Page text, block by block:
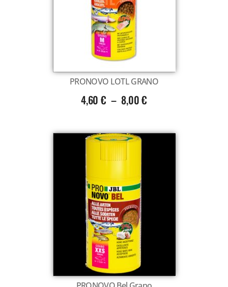
PRONOVO LOTL GRANO
4,60 € – 8,00€